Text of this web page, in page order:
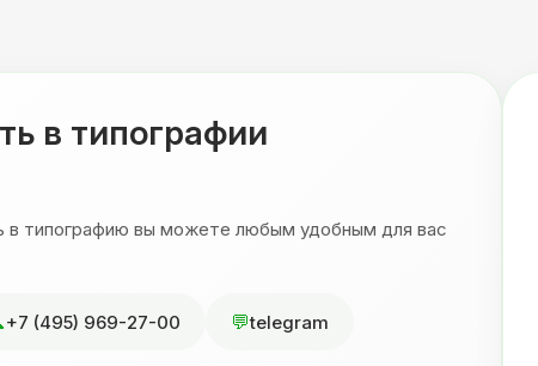
в типографии
в типографию вы можете любым удобным для вас
+7 (495) 969-27-00 telegram